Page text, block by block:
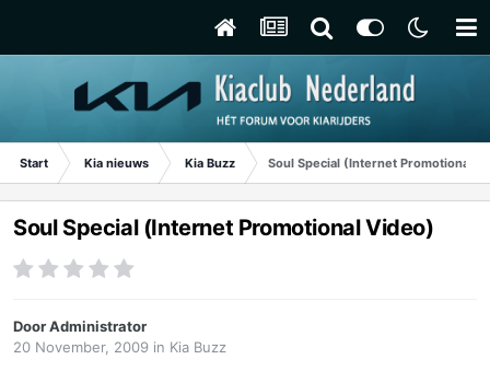
Start Kia nieuws Kia Buzz Soul Special (Internet Promotional
Soul Special (Internet Promotional Video)
DoorAdministrator
20 November, 2009 in Kia Buzz